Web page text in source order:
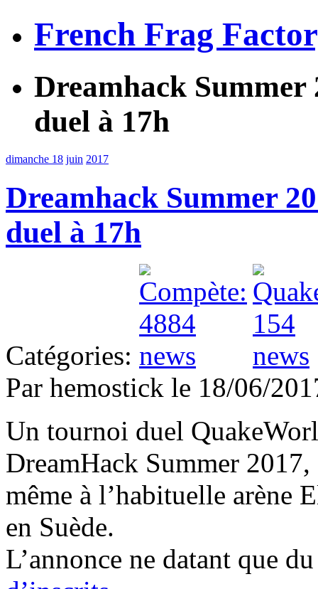
French Frag
Dreamhack
duel à 17h
dimanche 18 juin 2017
Dreamhack Summer
duel à 17h
Catégories:
Par hemostick le 18/06/
Un tournoi duel
DreamHack Summer
même à l’habituelle arène
en Suède.
L’annonce ne datant que